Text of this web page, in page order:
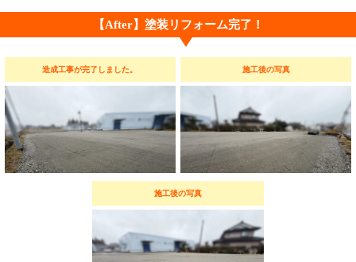
【After】塗装リフォーム完了！
造成工事が完了しました。 施工後の写真
施工後の写真